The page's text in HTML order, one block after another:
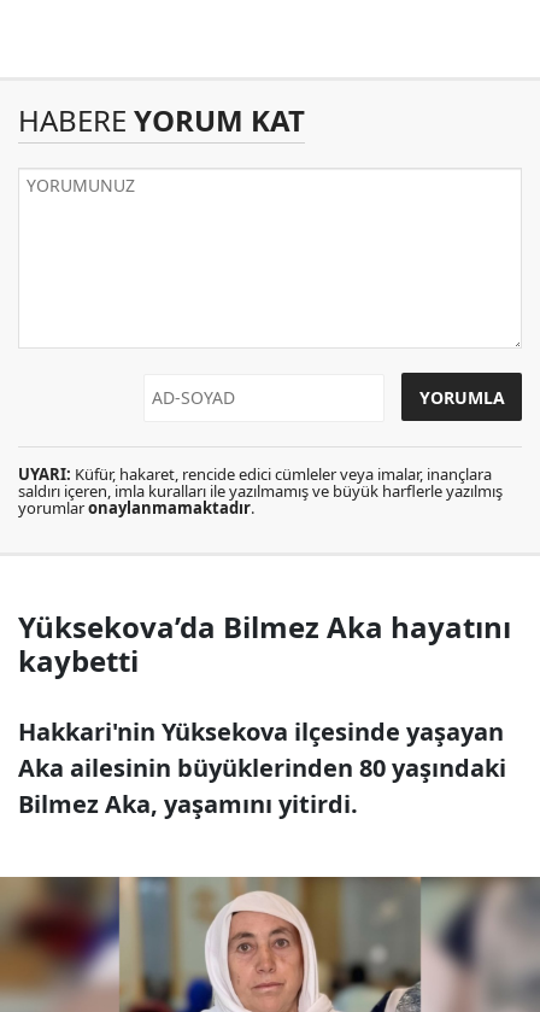
HABERE YORUM KAT
UYARI: Küfür, hakaret, rencide edici cümleler veya imalar, inançlara
saldırı içeren, imla kuralları ile yazılmamış ve büyük harflerle yazılmış
yorumlaronaylanmamaktadır.
Yüksekova’da Bilmez Aka hayatını
kaybetti
Hakkari'nin Yüksekova ilçesinde yaşayan
Aka ailesinin büyüklerinden 80 yaşındaki
Bilmez Aka, yaşamını yitirdi.